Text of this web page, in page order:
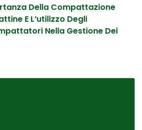
Della Compattazione
E L’utilizzo Degli
Nella Gestione Dei